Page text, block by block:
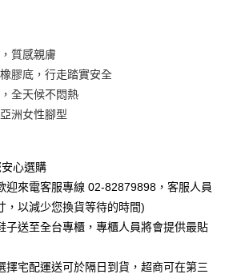
質感親膚
膠底，行走踏實安全
全天候不悶熱
洲女性腳型
心選購
迎來電客服專線 02-82879898，客服人員
，以減少您換貨等待的時間)
子送至全台專櫃，專櫃人員將會提供最貼
擇宅配運送可於隔日到貨，超商可在第三